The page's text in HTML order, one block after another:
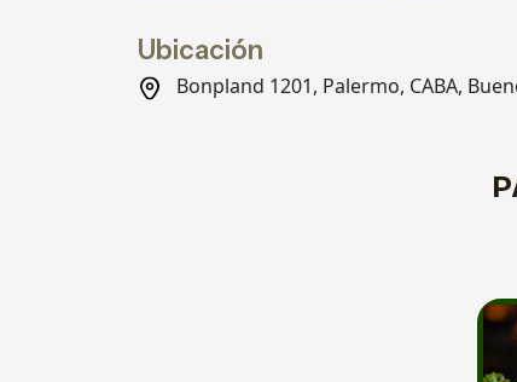
Ubicación
Bonpland 1201, Palermo, CABA,